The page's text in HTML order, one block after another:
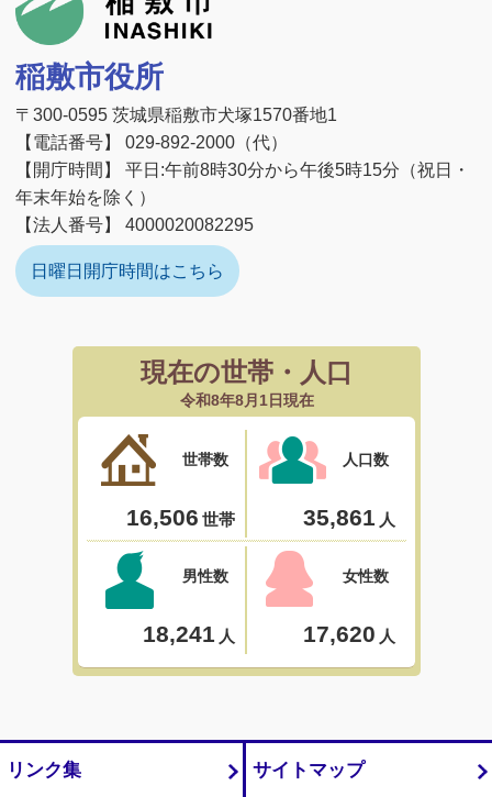
稲敷市役所
〒300-0595 茨城県稲敷市犬塚1570番地1
【電話番号】 029-892-2000（代）
【開庁時間】 平日:午前8時30分から午後5時15分（祝日・
年末年始を除く）
【法人番号】 4000020082295
日曜日開庁時間はこちら
リンク集 サイトマップ